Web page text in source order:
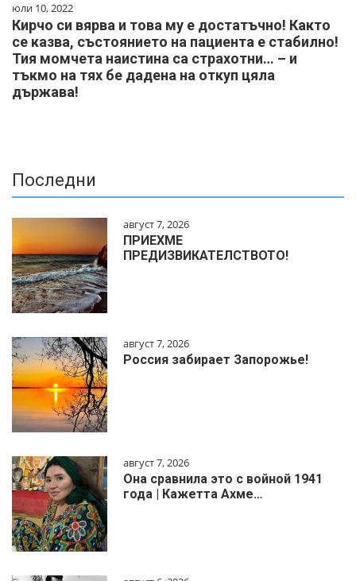
юли 10, 2022
Кирчо си вярва и това му е достатъчно! Както
се казва, състоянието на пациента е стабилно!
Тия момчета наистина са страхотни… – и
тъкмо на тях бе дадена на откуп цяла
държава!
Последни
август 7, 2026
ПРИЕХМЕ
ПРЕДИЗВИКАТЕЛСТВОТО!
август 7, 2026
Россия забирает Запорожье!
август 7, 2026
Она сравнила это с войной 1941
года | Кажетта Ахме…